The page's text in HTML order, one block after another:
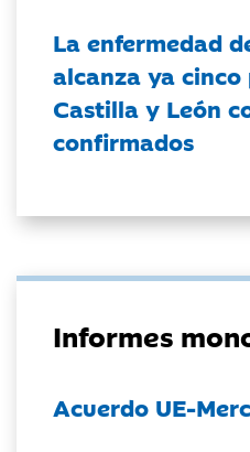
La enfermedad
alcanza ya
Castilla y León
confirmados
Informes
Acuerdo UE-